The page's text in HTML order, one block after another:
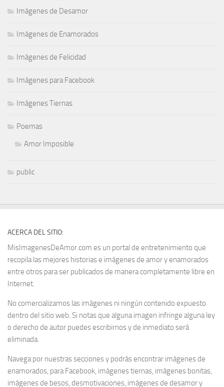
Imágenes de Desamor
Imágenes de Enamorados
Imágenes de Felicidad
Imágenes para Facebook
Imágenes Tiernas
Poemas
Amor Imposible
public
ACERCA DEL SITIO:
MisImagenesDeAmor.com es un portal de entretenimiento que
recopila las mejores historias e imágenes de amor y enamorados
entre otros para ser publicados de manera completamente libre en
Internet.
No comercializamos las imágenes ni ningún contenido expuesto
dentro del sitio web. Si notas que alguna imagen infringe alguna ley
o derecho de autor puedes escribirnos y de inmediato será
eliminada.
Navega por nuestras secciones y podrás encontrar imágenes de
enamorados, para Facebook, imágenes tiernas, imágenes bonitas,
imágenes de besos, desmotivaciones, imágenes de desamor y